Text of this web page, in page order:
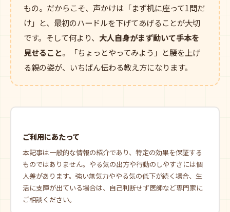
もの。だからこそ、声かけは「まず机に座って1問だ
け」と、最初のハードルを下げてあげることが大切
です。そして何より、 大人自身がまず動いて手本を
見せること。「ちょっとやってみよう」と腰を上げ
る親の姿が、いちばん伝わる教え方になります。
ご利用にあたって
本記事は一般的な情報の紹介であり、特定の効果を保証する
ものではありません。やる気の出方や行動のしやすさには個
人差があります。強い無気力ややる気の低下が続く場合、生
活に支障が出ている場合は、自己判断せず医師など専門家に
ご相談ください。